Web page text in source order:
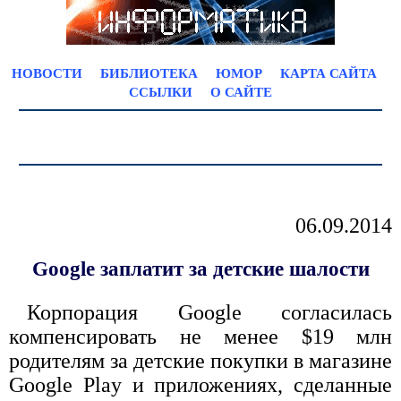
НОВОСТИ БИБЛИОТЕКА ЮМОР
КАРТА САЙТА
ССЫЛКИ
О САЙТЕ
06.09.2014
Google заплатит за детские шалости
Корпорация Google согласилась
компенсировать не менее $19 млн
родителям за детские покупки в магазине
Google Play и приложениях, сделанные